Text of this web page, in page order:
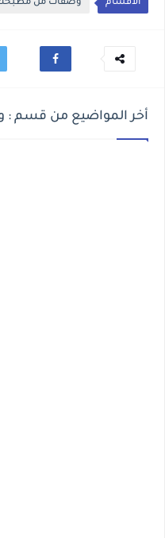
الأقسام وصفات من
أخر المواضيع من قسم